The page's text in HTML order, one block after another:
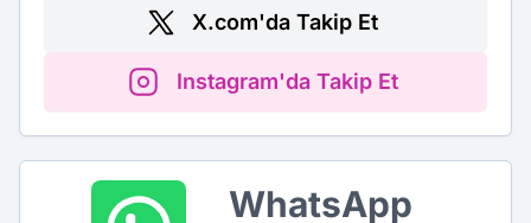
X.com'da Takip Et
Instagram'da Takip Et
WhatsApp